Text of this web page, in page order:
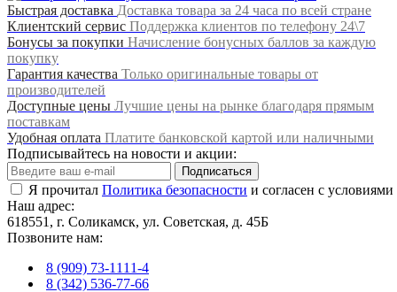
Быстрая доставка Доставка товара за 24 часа по всей стране
Клиентский сервис Поддержка клиентов по телефону 24\7
Бонусы за покупки Начисление бонусных баллов за каждую
покупку
Гарантия качества Только оригинальные товары от
производителей
Доступные цены Лучшие цены на рынке благодаря прямым
поставкам
Удобная оплата Платите банковской картой или наличными
Подписывайтесь на новости и акции:
Подписаться
Я прочитал Политика безопасности и согласен с условиями
Наш адрес:
618551, г. Соликамск, ул. Советская, д. 45Б
Позвоните нам:
8 (909) 73-1111-4
8 (342) 536-77-66